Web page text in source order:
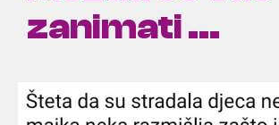
zanimati ...